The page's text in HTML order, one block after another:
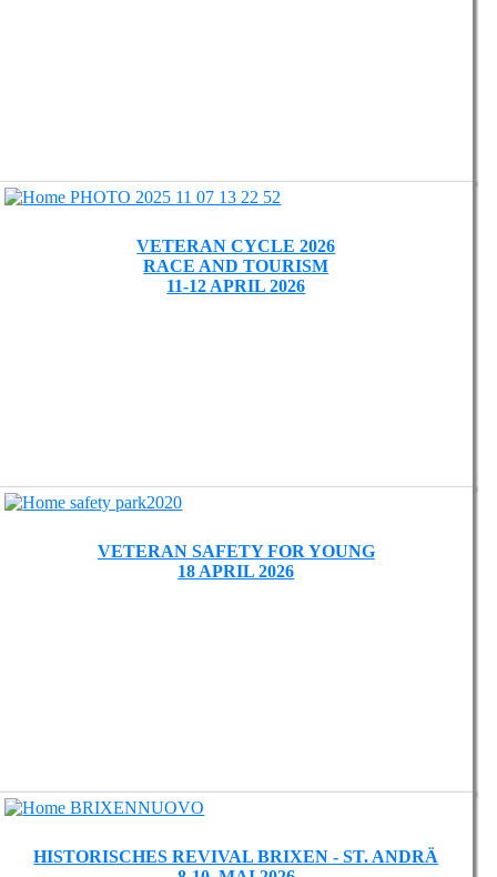
VETERAN CYCLE 2026
RACE AND TOURISM
11-12 APRIL 2026
VETERAN SAFETY FOR YOUNG
18 APRIL 2026
HISTORISCHES REVIVAL BRIXEN - ST. ANDRÄ